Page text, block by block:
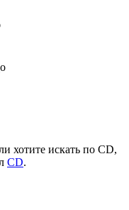
хотите искать по CD,
CD.